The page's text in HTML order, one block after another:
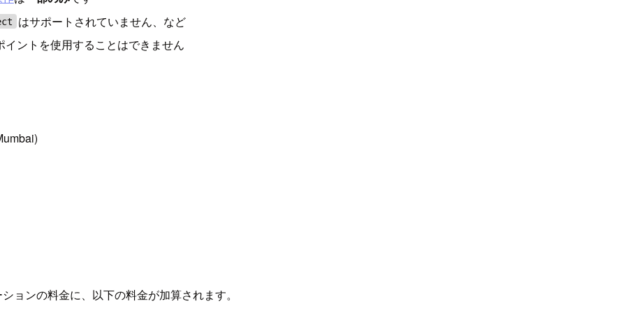
はサポートされていません、など
ントを使用することはできません
ョンの料金に、以下の料金が加算されます。